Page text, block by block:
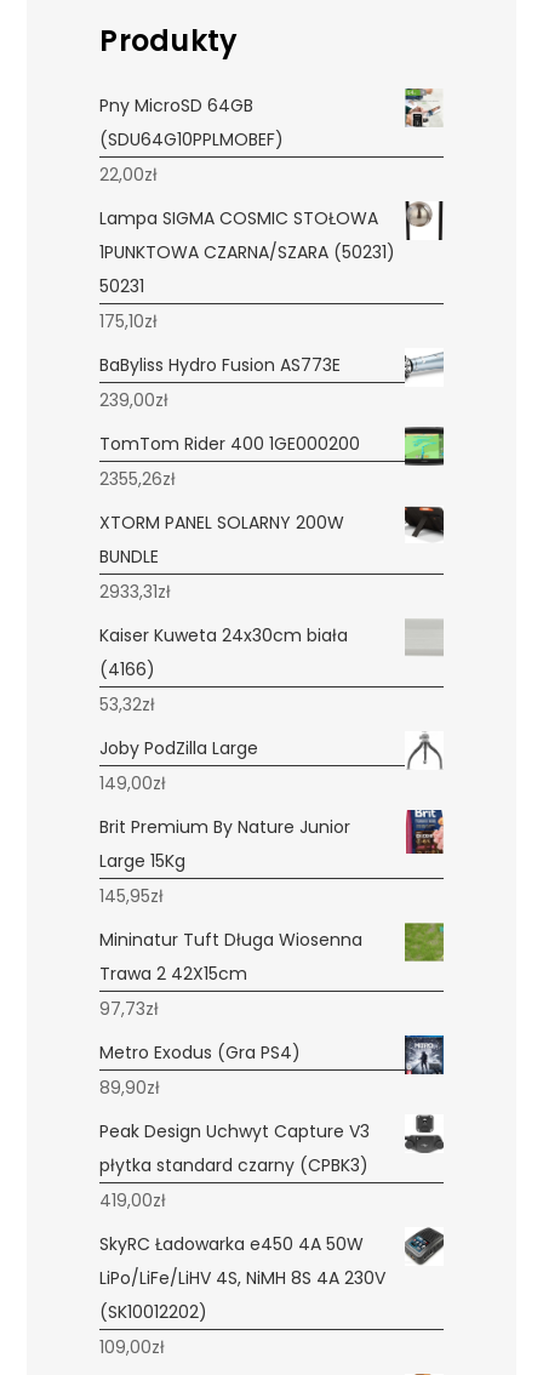
Produkty
Pny MicroSD 64GB
(SDU64G10PPLMOBEF)
22,00zł
Lampa SIGMA COSMIC STOŁOWA
1PUNKTOWA CZARNA/SZARA (50231)
50231
175,10zł
BaByliss Hydro Fusion AS773E
239,00zł
TomTom Rider 400 1GE000200
2355,26zł
XTORM PANEL SOLARNY 200W
BUNDLE
2933,31zł
Kaiser Kuweta 24x30cm biała
(4166)
53,32zł
Joby PodZilla Large
149,00zł
Brit Premium By Nature Junior
Large 15Kg
145,95zł
Mininatur Tuft Długa Wiosenna
Trawa 2 42X15cm
97,73zł
Metro Exodus (Gra PS4)
89,90zł
Peak Design Uchwyt Capture V3
płytka standard czarny (CPBK3)
419,00zł
SkyRC Ładowarka e450 4A 50W
LiPo/LiFe/LiHV 4S, NiMH 8S 4A 230V
(SK10012202)
109,00zł